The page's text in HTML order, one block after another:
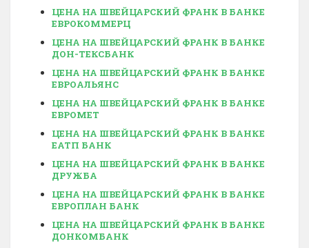
ЦЕНА НА ШВЕЙЦАРСКИЙ ФРАНК В БАНКЕ
ЕВРОКОММЕРЦ
ЦЕНА НА ШВЕЙЦАРСКИЙ ФРАНК В БАНКЕ
ДОН-ТЕКСБАНК
ЦЕНА НА ШВЕЙЦАРСКИЙ ФРАНК В БАНКЕ
ЕВРОАЛЬЯНС
ЦЕНА НА ШВЕЙЦАРСКИЙ ФРАНК В БАНКЕ
ЕВРОМЕТ
ЦЕНА НА ШВЕЙЦАРСКИЙ ФРАНК В БАНКЕ
ЕАТП БАНК
ЦЕНА НА ШВЕЙЦАРСКИЙ ФРАНК В БАНКЕ
ДРУЖБА
ЦЕНА НА ШВЕЙЦАРСКИЙ ФРАНК В БАНКЕ
ЕВРОПЛАН БАНК
ЦЕНА НА ШВЕЙЦАРСКИЙ ФРАНК В БАНКЕ
ДОНКОМБАНК